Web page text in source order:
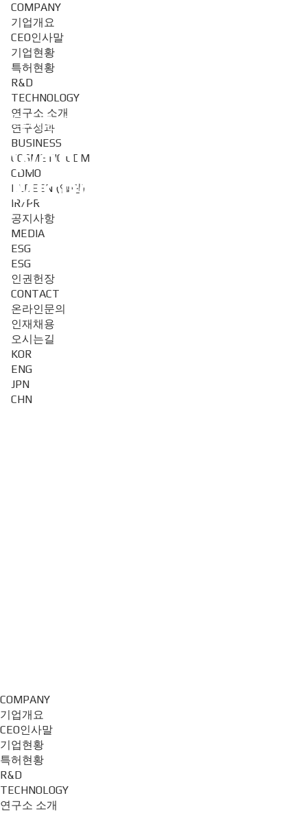
COMPANY
기업개요
CEO인사말
기업현황
특허현황
R&D
TECHNOLOGY
연구소 소개
연구성과
BUSINESS
COSMETIC ODM
CDMO
ELDEEN (엘딘)
IR/PR
공지사항
MEDIA
ESG
ESG
인권헌장
CONTACT
온라인문의
인재채용
오시는길
KOR
ENG
JPN
CHN
COMPANY
기업개요
CEO인사말
기업현황
특허현황
R&D
TECHNOLOGY
연구소 소개
특허현황
WORLDS BEST
MICRONEEDLE